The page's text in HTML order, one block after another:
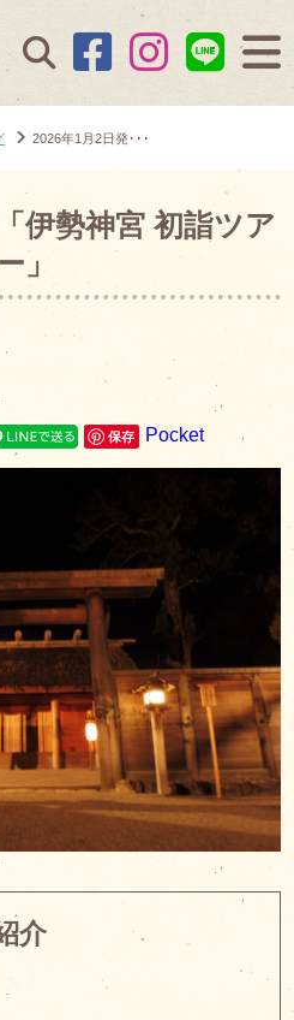
2026年1月2日発･･･
伊勢神宮 初詣ツア
」
保存 Pocket
介